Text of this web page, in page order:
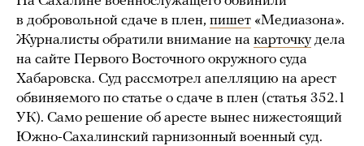
в добровольной сдаче в плен, пишет «Медиазона».
Журналисты обратили внимание на карточкудела
на сайте Первого Восточного окружного суда
Хабаровска. Суд рассмотрел апелляцию на арест
обвиняемого по статье о сдаче в плен (статья 352.1
УК). Само решение об аресте вынес нижестоящий
Южно-Сахалинский гарнизонный военный суд.